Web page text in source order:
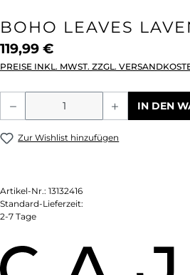
BOHO LEAVES
119,99 €
PREISE INKL. MWST. ZZGL.
Produkt Anzahl: GibIN DEN
Zur Wishlist hinzufügen
Artikel-Nr.: 13132416
Standard-Lieferzeit:
2-7 Tage